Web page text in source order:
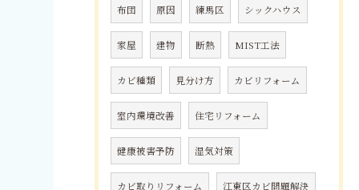
布団 原因 練馬区 シックハウス
家屋 建物 断熱 MIST工法
カビ種類 見分け方 カビリフォーム
室内環境改善 住宅リフォーム
健康被害予防 湿気対策
カビ取りリフォーム 江東区カビ問題解決